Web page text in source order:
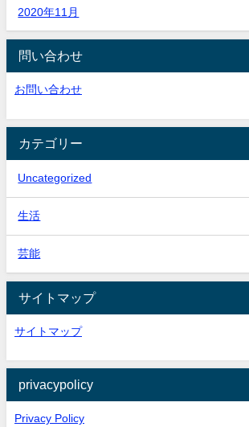
2020年11月
問い合わせ
お問い合わせ
カテゴリー
Uncategorized
生活
芸能
サイトマップ
サイトマップ
privacypolicy
Privacy Policy